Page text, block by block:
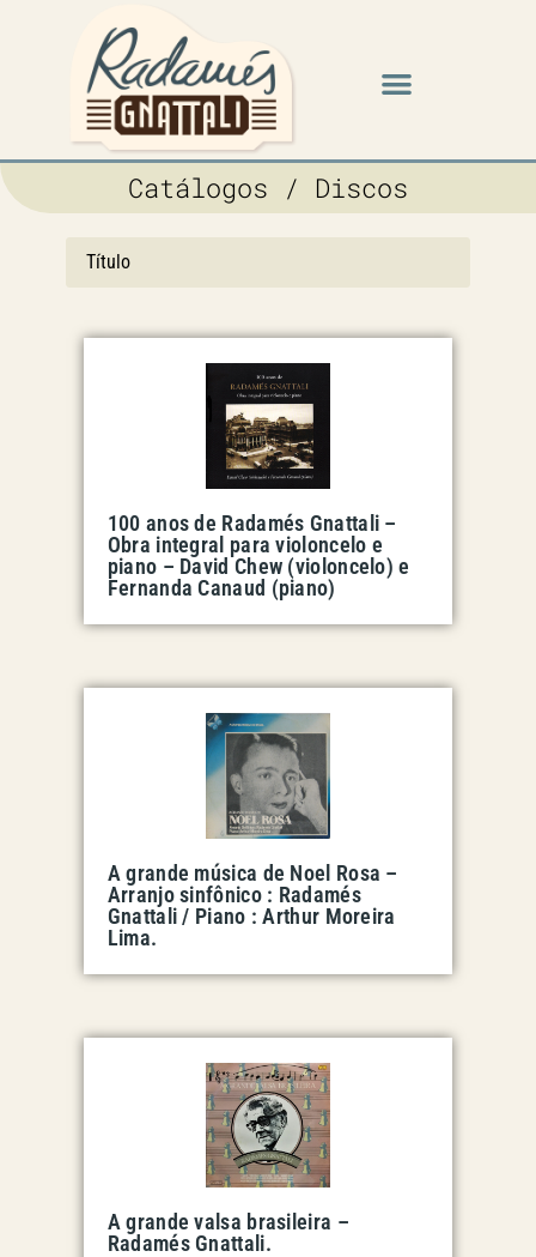
Catálogos / Discos
100 anos de Radamés Gnattali –
Obra integral para violoncelo e
piano – David Chew (violoncelo) e
Fernanda Canaud (piano)
A grande música de Noel Rosa –
Arranjo sinfônico : Radamés
Gnattali / Piano : Arthur Moreira
Lima.
A grande valsa brasileira –
Radamés Gnattali.